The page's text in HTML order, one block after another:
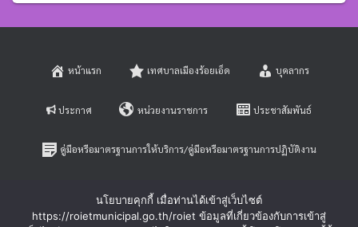
หน้าแรก เทศบาลเมืองร้อยเอ็ด บุคลากร
ประกาศ หน่วยงานราชการ ประชาสัมพันธ์
คู่มือหรือมาตรฐานการให้บริการ/คู่มือหรือมาตรฐานการปฏิบัติงาน
นโยบายคุกกี้ เมื่อท่านได้เข้าสู่เว็บไซต์
https://roietmunicipal.go.th/roiet ข้อมูลที่เกี่ยวข้องกับการเข้าสู่